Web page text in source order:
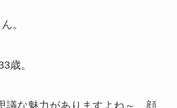
。
歳。
議な魅力がありますよね～。顔